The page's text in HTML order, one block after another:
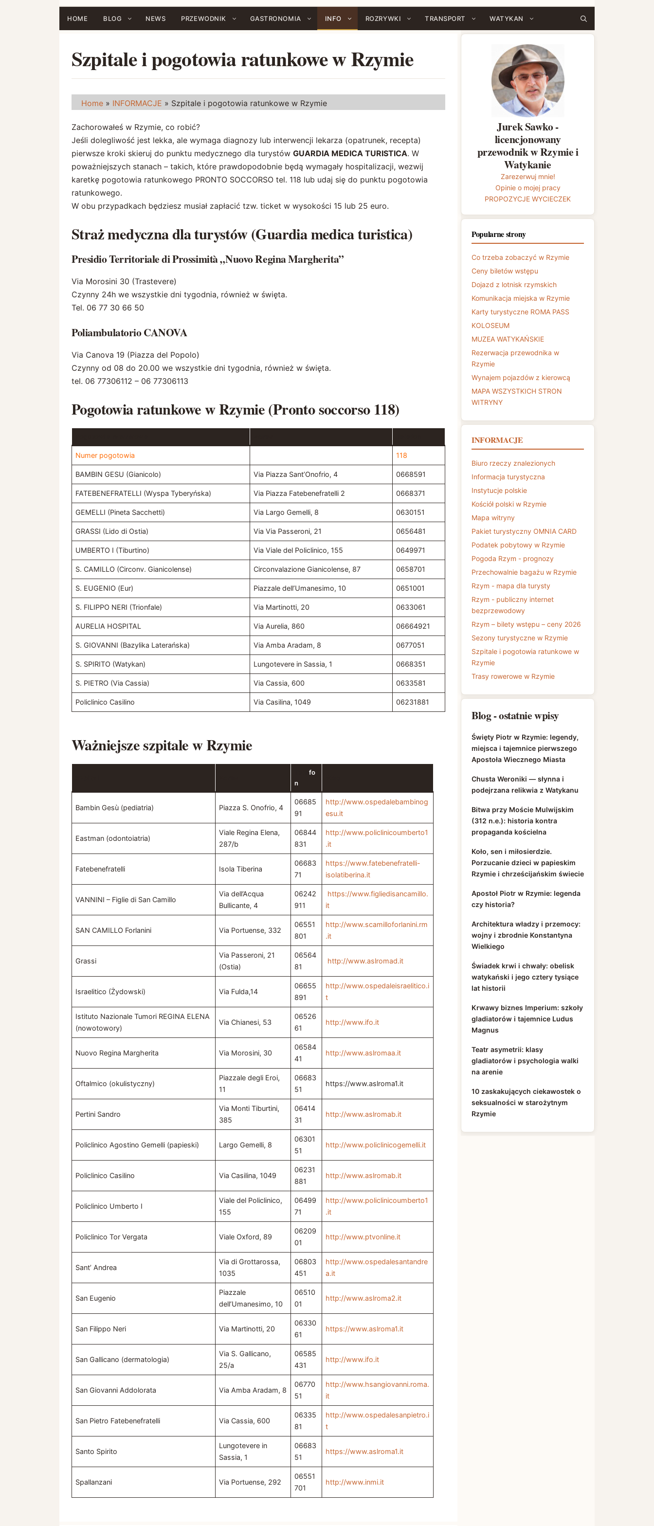
HOME BLOG NEWS PRZEWODNIK GASTRONOMIA INFO ROZRYWKI TRANSPORT WATYKAN
Szpitale i pogotowia ratunkowe w Rzymie
Home » INFORMACJE » Szpitale i pogotowia ratunkowe w Rzymie
Zachorowałeś w Rzymie, co robić?
Jeśli dolegliwość jest lekka, ale wymaga diagnozy lub interwencji lekarza (opatrunek, recepta)
pierwsze kroki skieruj do punktu medycznego dla turystów GUARDIA MEDICA TURISTICA. W
poważniejszych stanach – takich, które prawdopodobnie będą wymagały hospitalizacji, wezwij
karetkę pogotowia ratunkowego PRONTO SOCCORSO tel. 118 lub udaj się do punktu pogotowia
ratunkowego.
W obu przypadkach będziesz musiał zapłacić tzw. ticket w wysokości 15 lub 25 euro.
Straż medyczna dla turystów (Guardia medica turistica)
Presidio Territoriale di Prossimità „Nuovo Regina Margherita”
Via Morosini 30 (Trastevere)
Czynny 24h we wszystkie dni tygodnia, również w święta.
Tel. 06 77 30 66 50
Poliambulatorio CANOVA
Via Canova 19 (Piazza del Popolo)
Czynny od 08 do 20.00 we wszystkie dni tygodnia, również w święta.
tel. 06 77306112 – 06 77306113
Pogotowia ratunkowe w Rzymie (Pronto soccorso 118)
Numer pogotowia 118
BAMBIN GESU (Gianicolo) Via Piazza Sant’Onofrio, 4 0668591
FATEBENEFRATELLI (Wyspa Tyberyńska) Via Piazza Fatebenefratelli 2 0668371
GEMELLI (Pineta Sacchetti) Via Largo Gemelli, 8 0630151
GRASSI (Lido di Ostia) Via Via Passeroni, 21 0656481
UMBERTO I (Tiburtino) Via Viale del Policlinico, 155 0649971
S. CAMILLO (Circonv. Gianicolense) Circonvalazione Gianicolense, 87 0658701
S. EUGENIO (Eur) Piazzale dell’Umanesimo, 10 0651001
S. FILIPPO NERI (Trionfale) Via Martinotti, 20 0633061
AURELIA HOSPITAL Via Aurelia, 860 06664921
S. GIOVANNI (Bazylika Laterańska) Via Amba Aradam, 8 0677051
S. SPIRITO (Watykan) Lungotevere in Sassia, 1 0668351
S. PIETRO (Via Cassia) Via Cassia, 600 0633581
Policlinico Casilino Via Casilina, 1049 06231881
Ważniejsze szpitale w Rzymie
fo
n
Bambin Gesù (pediatria) Piazza S. Onofrio, 4
06685
91
http://www.ospedalebambinog
esu.it
Eastman (odontoiatria)
Viale Regina Elena,
287/b
06844
831
http://www.policlinicoumberto1
.it
Fatebenefratelli Isola Tiberina
06683
71
https://www.fatebenefratelli-
isolatiberina.it
VANNINI – Figlie di San Camillo
Via dell’Acqua
Bullicante, 4
06242
911
https://www.figliedisancamillo.
it
SAN CAMILLO Forlanini Via Portuense, 332
06551
801
http://www.scamilloforlanini.rm
.it
Grassi
Via Passeroni, 21
(Ostia)
06564
81
http://www.aslromad.it
Israelitico (Żydowski) Via Fulda,14
06655
891
http://www.ospedaleisraelitico.i
t
Istituto Nazionale Tumori REGINA ELENA
(nowotowory)
Via Chianesi, 53
06526
61
http://www.ifo.it
Nuovo Regina Margherita Via Morosini, 30
06584
41
http://www.aslromaa.it
Oftalmico (okulistyczny)
Piazzale degli Eroi,
11
06683
51
https://www.aslroma1.it
Pertini Sandro
Via Monti Tiburtini,
385
06414
31
http://www.aslromab.it
Policlinico Agostino Gemelli (papieski) Largo Gemelli, 8
06301
51
http://www.policlinicogemelli.it
Policlinico Casilino Via Casilina, 1049
06231
881
http://www.aslromab.it
Policlinico Umberto I
Viale del Policlinico,
155
06499
71
http://www.policlinicoumberto1
.it
Policlinico Tor Vergata Viale Oxford, 89
06209
01
http://www.ptvonline.it
Sant’ Andrea
Via di Grottarossa,
1035
06803
451
http://www.ospedalesantandre
a.it
San Eugenio
Piazzale
dell’Umanesimo, 10
06510
01
http://www.aslroma2.it
San Filippo Neri Via Martinotti, 20
06330
61
https://www.aslroma1.it
San Gallicano (dermatologia)
Via S. Gallicano,
25/a
06585
431
http://www.ifo.it
San Giovanni Addolorata Via Amba Aradam, 8
06770
51
http://www.hsangiovanni.roma.
it
San Pietro Fatebenefratelli Via Cassia, 600
06335
81
http://www.ospedalesanpietro.i
t
Santo Spirito
Lungotevere in
Sassia, 1
06683
51
https://www.aslroma1.it
Spallanzani Via Portuense, 292
06551
701
http://www.inmi.it
Jurek Sawko -
licencjonowany
przewodnik w Rzymie i
Watykanie
Zarezerwuj mnie!
Opinie o mojej pracy
PROPOZYCJE WYCIECZEK
Popularne strony
Co trzeba zobaczyć w Rzymie
Ceny biletów wstępu
Dojazd z lotnisk rzymskich
Komunikacja miejska w Rzymie
Karty turystyczne ROMA PASS
KOLOSEUM
MUZEA WATYKAŃSKIE
Rezerwacja przewodnika w
Rzymie
Wynajem pojazdów z kierowcą
MAPA WSZYSTKICH STRON
WITRYNY
INFORMACJE
Biuro rzeczy znalezionych
Informacja turystyczna
Instytucje polskie
Kościół polski w Rzymie
Mapa witryny
Pakiet turystyczny OMNIA CARD
Podatek pobytowy w Rzymie
Pogoda Rzym - prognozy
Przechowalnie bagażu w Rzymie
Rzym - mapa dla turysty
Rzym - publiczny internet
bezprzewodowy
Rzym – bilety wstępu – ceny 2026
Sezony turystyczne w Rzymie
Szpitale i pogotowia ratunkowe w
Rzymie
Trasy rowerowe w Rzymie
Blog - ostatnie wpisy
Święty Piotr w Rzymie: legendy,
miejsca i tajemnice pierwszego
Apostoła Wiecznego Miasta
Chusta Weroniki — słynna i
podejrzana relikwia z Watykanu
Bitwa przy Moście Mulwijskim
(312 n.e.): historia kontra
propaganda kościelna
Koło, sen i miłosierdzie.
Porzucanie dzieci w papieskim
Rzymie i chrześcijańskim świecie
Apostoł Piotr w Rzymie: legenda
czy historia?
Architektura władzy i przemocy:
wojny i zbrodnie Konstantyna
Wielkiego
Świadek krwi i chwały: obelisk
watykański i jego cztery tysiące
lat historii
Krwawy biznes Imperium: szkoły
gladiatorów i tajemnice Ludus
Magnus
Teatr asymetrii: klasy
gladiatorów i psychologia walki
na arenie
10 zaskakujących ciekawostek o
seksualności w starożytnym
Rzymie